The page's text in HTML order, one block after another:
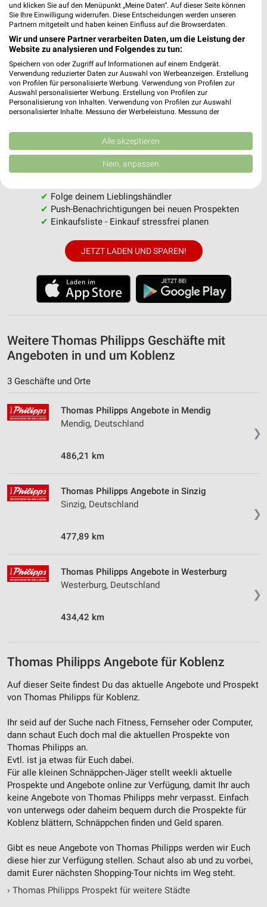
Imweekli Magazinerwarten dich neben Infos zu Thomas
Philipps auch clevere Spartipps für den Familienalltag,
Ideen zur Haushaltsplanung und einfache Wege, dein
Budget nachhaltig zu entlasten.
Alle Thomas Philipps Angebote immer griffbereit – mit der
kostenlosen weekli App für iOS & Android.
✔ Folge deinem Lieblingshändler
✔ Push-Benachrichtigungen bei neuen Prospekten
✔ Einkaufsliste - Einkauf stressfrei planen
JETZT LADEN UND SPAREN!
Weitere Thomas Philipps Geschäfte mit
Angeboten in und um Koblenz
3 Geschäfte und Orte
❯
Thomas Philipps Angebote in Mendig
Mendig, Deutschland
486,21 km
❯
Thomas Philipps Angebote in Sinzig
Sinzig, Deutschland
477,89 km
❯
Thomas Philipps Angebote in Westerburg
Westerburg, Deutschland
434,42 km
Thomas Philipps Angebote für Koblenz
Auf dieser Seite findest Du das aktuelle Angebote und Prospekt
von Thomas Philipps für Koblenz.
Ihr seid auf der Suche nach Fitness, Fernseher oder Computer,
dann schaut Euch doch mal die aktuellen Prospekte von
Thomas Philipps an.
Evtl. ist ja etwas für Euch dabei.
Für alle kleinen Schnäppchen-Jäger stellt weekli aktuelle
Prospekte und Angebote online zur Verfügung, damit Ihr auch
keine Angebote von Thomas Philipps mehr verpasst. Einfach
von unterwegs oder daheim bequem durch die Prospekte für
Koblenz blättern, Schnäppchen finden und Geld sparen.
Gibt es neue Angebote von Thomas Philipps werden wir Euch
diese hier zur Verfügung stellen. Schaut also ab und zu vorbei,
damit Eurer nächsten Shopping-Tour nichts im Weg steht.
› Thomas Philipps Prospekt für weitere Städte
und klicken Sie auf den Menüpunkt „Meine Daten“. Auf dieser Seite können
Sie Ihre Einwilligung widerrufen. Diese Entscheidungen werden unseren
Partnern mitgeteilt und haben keinen Einfluss auf die Browserdaten.
Wir und unsere Partner verarbeiten Daten, um die Leistung der
Website zu analysieren und Folgendes zu tun:
Speichern von oder Zugriff auf Informationen auf einem Endgerät.
Verwendung reduzierter Daten zur Auswahl von Werbeanzeigen. Erstellung
von Profilen für personalisierte Werbung. Verwendung von Profilen zur
Auswahl personalisierter Werbung. Erstellung von Profilen zur
Personalisierung von Inhalten. Verwendung von Profilen zur Auswahl
personalisierter Inhalte. Messung der Werbeleistung. Messung der
Kombinationen von Daten aus verschiedenen Quellen. Entwicklung und
Verbesserung der Angebote. Verwendung reduzierter Daten zur Auswahl
von Inhalten.
Daten können außerhalb der Europäischen Union weitergegeben und in die
Website/App.
Partnerliste anzeigen (1 IAB-Anbieter)
Wir nutzen Ihre Daten für folgende Zwecke:
Speichern von oder Zugriff auf Informationen
Verwendung reduzierter Daten zur Auswahl von
Werbeanzeigen
Werbung
Verwendung von Profilen zur Auswahl
von Inhalten
Verwendung von Profilen zur Auswahl
Messung der Werbeleistung
Messung der Performance von Inhalten
Analyse von Zielgruppen durch Statistiken oder
Verwendung reduzierter Daten zur Auswahl von
Geräte anhand von aktiv angeforderten
Informationen identifizieren
Nicht-IAB-Verarbeitungszwecke:
Notwendig
Performance
Funktional
Werbung
Alle akzeptieren
Nein, anpassen